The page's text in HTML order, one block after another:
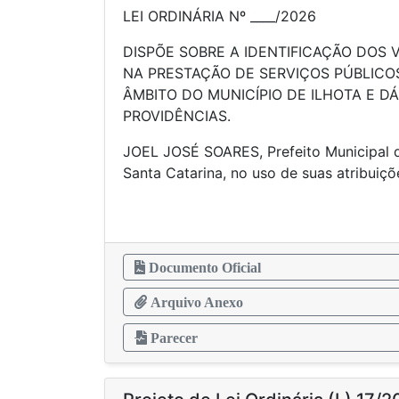
LEI ORDINÁRIA Nº ____/2026
DISPÕE SOBRE A IDENTIFICAÇÃO DOS
NA PRESTAÇÃO DE SERVIÇOS
ÂMBITO DO MUNICÍPIO DE ILHOTA E
PROVIDÊNCIAS.
JOEL JOSÉ SOARES, Prefeito
Santa Catarina, no uso de suas
Documento Oficial
Arquivo Anexo
Parecer